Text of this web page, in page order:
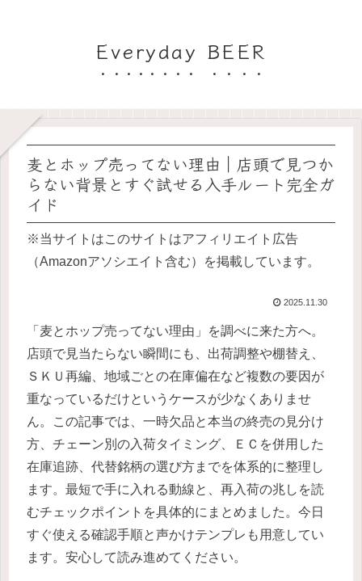
Everyday BEER
麦とホップ売ってない理由｜店頭で見つか
らない背景とすぐ試せる入手ルート完全ガ
イド
※当サイトはこのサイトはアフィリエイト広告
（Amazonアソシエイト含む）を掲載しています。
2025.11.30
「麦とホップ売ってない理由」を調べに来た方へ。
店頭で見当たらない瞬間にも、出荷調整や棚替え、
ＳＫＵ再編、地域ごとの在庫偏在など複数の要因が
重なっているだけというケースが少なくありませ
ん。この記事では、一時欠品と本当の終売の見分け
方、チェーン別の入荷タイミング、ＥＣを併用した
在庫追跡、代替銘柄の選び方までを体系的に整理し
ます。最短で手に入れる動線と、再入荷の兆しを読
むチェックポイントを具体的にまとめました。今日
すぐ使える確認手順と声かけテンプレも用意してい
ます。安心して読み進めてください。